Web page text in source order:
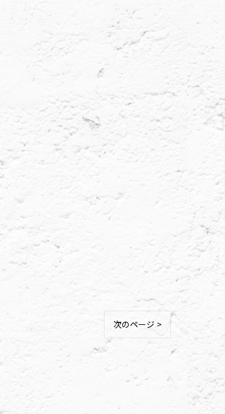
次のページ >